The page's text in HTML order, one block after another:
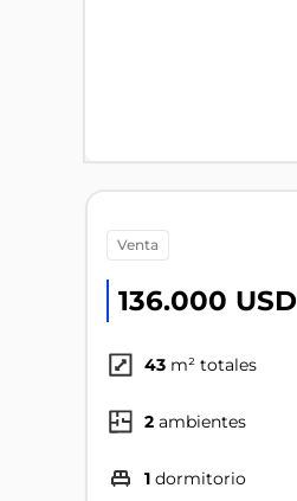
venta
136.000 USD
43 m² totales
2 ambientes
1 dormitorio